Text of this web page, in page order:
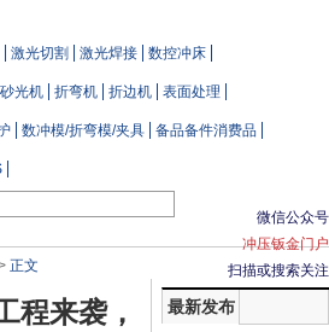
激光切割 激光焊接 数控冲床
光机 折弯机 折边机 表面处理
数冲模/折弯模/夹具 备品备件消费品
正文
程来袭，
最新发布
微信公众号
冲压钣金门户
扫描或搜索关注